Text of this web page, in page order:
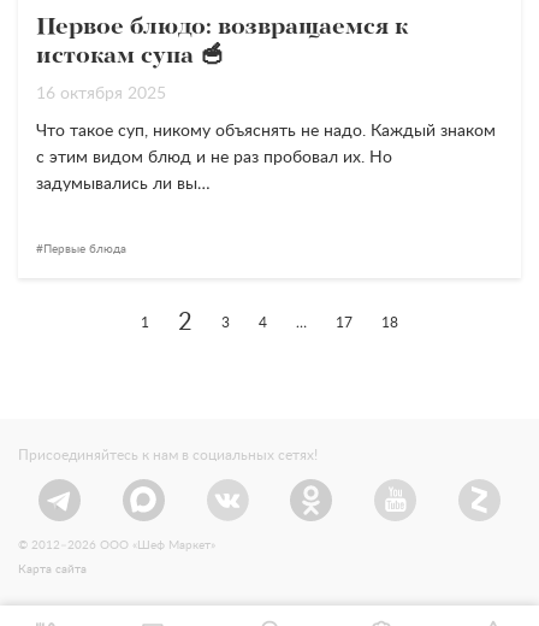
Первое блюдо: возвращаемся к
истокам супа 🥣
16 октября 2025
Что такое суп, никому объяснять не надо. Каждый знаком
с этим видом блюд и не раз пробовал их. Но
задумывались ли вы…
Первые блюда
1 2 3 4 … 17 18
Присоединяйтесь к нам в социальных сетях!
© 2012–2026 ООО «Шеф Маркет»
Карта сайта